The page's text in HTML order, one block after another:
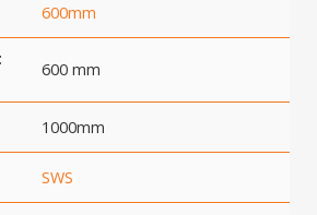
600mm
600 mm
1000mm
SWS